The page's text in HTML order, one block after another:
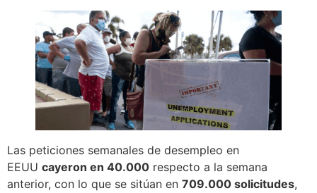
Las peticiones semanales de desempleo en
EEUU cayeron en 40.000 respecto a la semana
anterior, con lo que se sitúan en 709.000 solicitudes,